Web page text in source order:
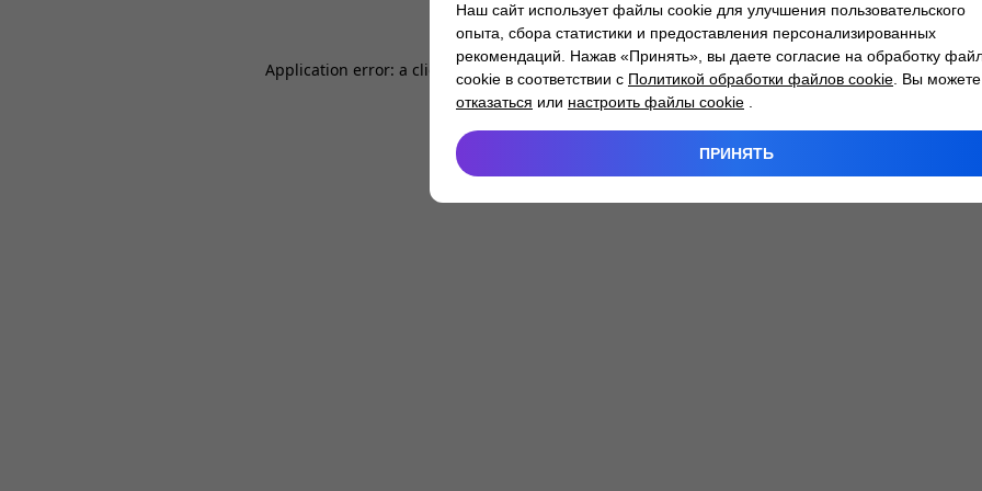
Application error: a client -side exception has occurred while loading atlantm.by (see the
Наш сайт использует файлы cookie для улучшения пользовательского
опыта, сбора статистики и предоставления персонализированных
рекомендаций. Нажав «Принять», вы даете согласие на обработку
cookie в соответствии с Политикой обработки файлов cookie . Вы можете
отказаться или настроить файлы cookie
ПРИНЯТЬ